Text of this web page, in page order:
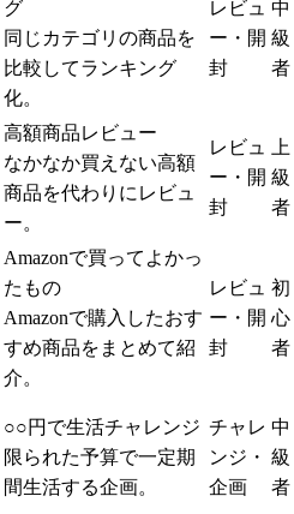
グ
同じカテゴリの商品を
比較してランキング
化。
レビュ
ー・開
封
中
級
者
高額商品レビュー
なかなか買えない高額
商品を代わりにレビュ
ー。
レビュ
ー・開
封
上
級
者
Amazonで買ってよかっ
たもの
Amazonで購入したおす
すめ商品をまとめて紹
介。
レビュ
ー・開
封
初
心
者
○○円で生活チャレンジ
限られた予算で一定期
間生活する企画。
チャレ
ンジ・
企画
中
級
者